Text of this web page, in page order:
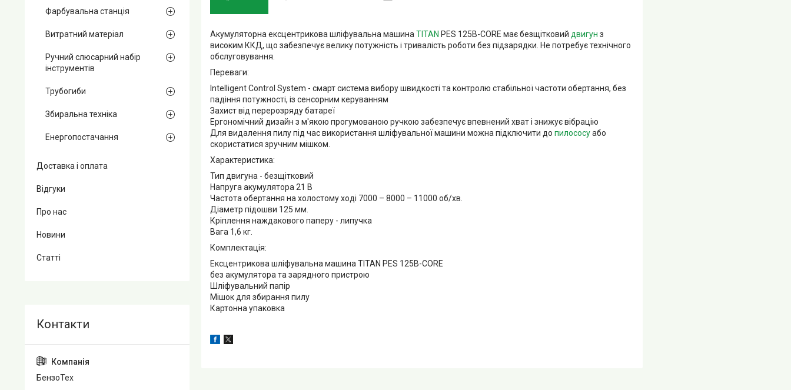
Акумуляторна ексцентрикова шліфувальна машина TITAN PES 125B-CORE має безщітковий двигун з
високим ККД, що забезпечує велику потужність і тривалість роботи без підзарядки. Не потребує технічного
обслуговування.
Переваги:
Intelligent Control System - смарт система вибору швидкості та контролю стабільної частоти обертання, без
падіння потужності, із сенсорним керуванням
Захист від перерозряду батареї
Ергономічний дизайн з м'якою прогумованою ручкою забезпечує впевнений хват і знижує вібрацію
Для видалення пилу під час використання шліфувальної машини можна підключити до пилососуабо
скористатися зручним мішком.
Характеристика:
Тип двигуна - безщітковий
Напруга акумулятора 21 В
Частота обертання на холостому ході 7000 – 8000 – 11000 об/хв.
Діаметр підошви 125 мм.
Кріплення наждакового паперу - липучка
Вага 1,6 кг.
Комплектація:
Ексцентрикова шліфувальна машина TITAN PES 125B-CORE
без акумулятора та зарядного пристрою
Шліфувальний папір
Мішок для збирання пилу
Картонна упаковка
Фарбувальна станція
Витратний матеріал
Ручний слюсарний набір
інструментів
Трубогиби
Збиральна техніка
Енергопостачання
Доставка і оплата
Відгуки
Про нас
Новини
Статті
БензоТех